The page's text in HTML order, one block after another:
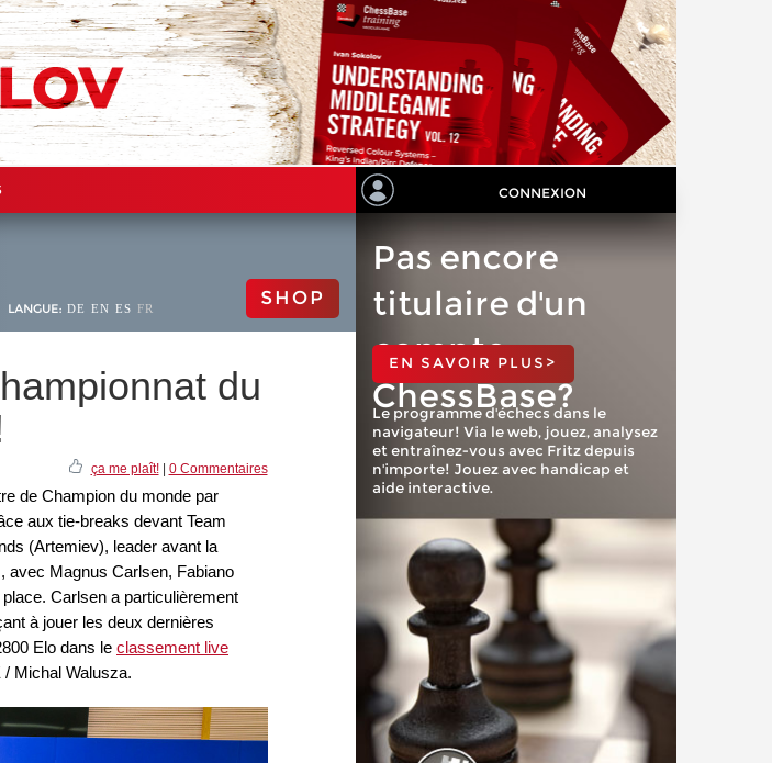
CONNEXION
LANGUE: DE EN ES FR SHOP
du
ça me plaît!| 0 Commentaires
de Champion du monde par
aux tie-breaks devant Team
(Artemiev), leader avant la
avec Magnus Carlsen, Fabiano
Carlsen a particulièrement
à jouer les deux dernières
Elo dans le classement live
Michal Walusza.
Pas encore
titulaire d'un
compte
ChessBase?
EN SAVOIR PLUS>
Le programme d'échecs dans le
navigateur! Via le web, jouez, analysez
et entraînez-vous avec Fritz depuis
n'importe! Jouez avec handicap et
aide interactive.